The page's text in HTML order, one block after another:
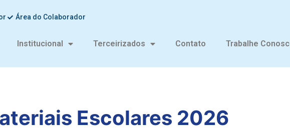
Área do Colaborador
Institucional Terceirizados Contato Trabalhe
Escolares 2026